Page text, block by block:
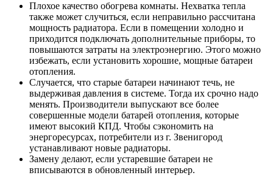
Плохое качество обогрева комнаты. Нехватка тепла
также может случиться, если неправильно рассчитана
мощность радиатора. Если в помещении холодно и
приходится подключать дополнительные приборы, то
повышаются затраты на электроэнергию. Этого можно
избежать, если установить хорошие, мощные батареи
отопления.
Случается, что старые батареи начинают течь, не
выдерживая давления в системе. Тогда их срочно надо
менять. Производители выпускают все более
совершенные модели батарей отопления, которые
имеют высокий КПД. Чтобы сэкономить на
энергоресурсах, потребители из г. Звенигород
устанавливают новые радиаторы.
Замену делают, если устаревшие батареи не
вписываются в обновленный интерьер.